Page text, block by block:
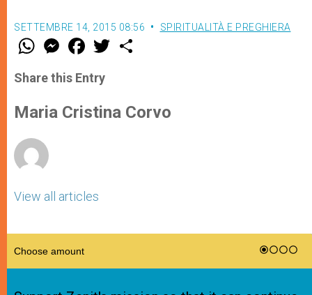
SETTEMBRE 14, 2015 08:56 SPIRITUALITÀ E PREGHIERA
W
t
s
p
p
M
e
s
e
g
e
F
a
e
b
o
k
w
r
Share this Entry
Maria Cristina Corvo
View all articles